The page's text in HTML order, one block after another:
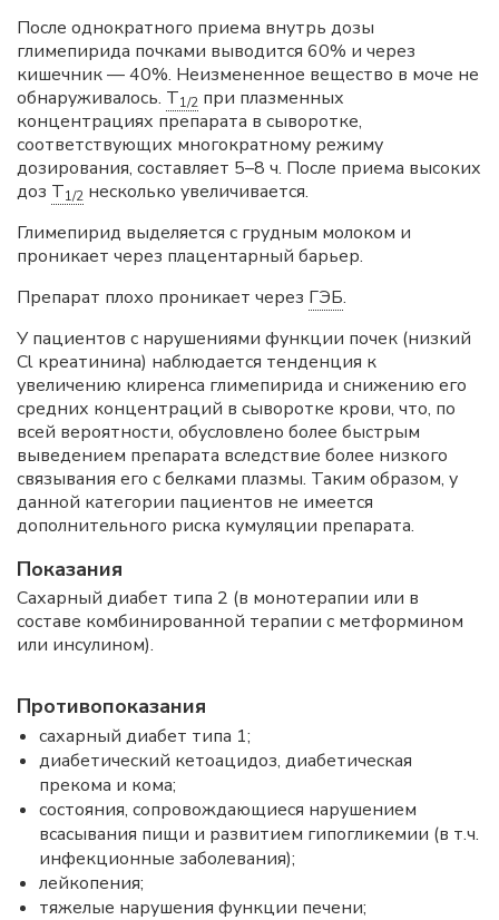
После однократного приема внутрь дозы
глимепирида почками выводится 60% и через
кишечник — 40%. Неизмененное вещество в моче не
обнаруживалось. T1/2 при плазменных
концентрациях препарата в сыворотке,
соответствующих многократному режиму
дозирования, составляет 5–8 ч. После приема высоких
доз T1/2 несколько увеличивается.
Глимепирид выделяется с грудным молоком и
проникает через плацентарный барьер.
Препарат плохо проникает через ГЭБ.
У пациентов с нарушениями функции почек (низкий
Cl креатинина) наблюдается тенденция к
увеличению клиренса глимепирида и снижению его
средних концентраций в сыворотке крови, что, по
всей вероятности, обусловлено более быстрым
выведением препарата вследствие более низкого
связывания его с белками плазмы. Таким образом, у
данной категории пациентов не имеется
дополнительного риска кумуляции препарата.
Показания
Сахарный диабет типа 2 (в монотерапии или в
составе комбинированной терапии с метформином
или инсулином).
Противопоказания
сахарный диабет типа 1;
диабетический кетоацидоз, диабетическая
прекома и кома;
состояния, сопровождающиеся нарушением
всасывания пищи и развитием гипогликемии (в т.ч.
инфекционные заболевания);
лейкопения;
тяжелые нарушения функции печени;